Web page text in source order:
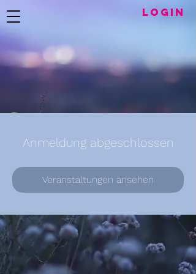
LogIN
Anmeldung abgeschlossen
Veranstaltungen ansehen